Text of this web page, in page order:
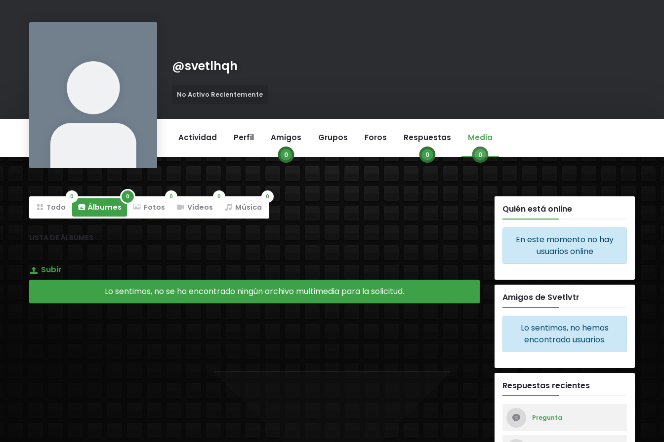
@svetlhqh
No Activo Recientemente
Actividad Perfil Amigos
0
Grupos Foros Respuestas
0
Media
0
Todo
0
Álbumes
0
Fotos
0
Vídeos
0
Música
0
LISTA DE ÁLBUMES
Subir
Lo sentimos, no se ha encontrado ningún archivo multimedia para la solicitud.
Quién está online
En este momento no hay
usuarios online
Amigos de Svetlvtr
Lo sentimos, no hemos
encontrado usuarios.
Respuestas recientes
Pregunta